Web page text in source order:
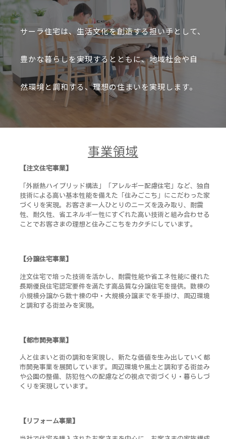
サーラ住宅は、生活文化を創造する担い手として、
豊かな暮らしを実現するとともに、地域社会や自
然環境と調和する、理想の住まいを実現します。
事業領域
【注文住宅事業】
「外断熱ハイブリッド構法」「アレルギー配慮住宅」など、独自
技術による高い基本性能を備えた「住みごこち」にこだわった家
づくりを実現。お客さま一人ひとりのニーズを汲み取り、耐震
性、耐久性、省エネルギー性にすぐれた高い技術と組み合わせる
ことでお客さまの理想と住みごこちをカタチにしています。
【分譲住宅事業】
注文住宅で培った技術を活かし、耐震性能や省エネ性能に優れた
長期優良住宅認定要件を満たす高品質な分譲住宅を提供。数棟の
小規模分譲から数十棟の中・大規模分譲までを手掛け、周辺環境
と調和する街並みを実現。
【都市開発事業】
人と住まいと街の調和を実現し、新たな価値を生み出していく都
市開発事業を展開しています。周辺環境や風土と調和する街並み
や公園の整備、防犯性への配慮などの視点で街づくり・暮らしづ
くりを実現しています。
【リフォーム事業】